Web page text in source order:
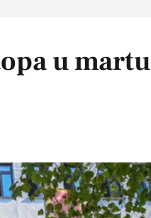
u martu